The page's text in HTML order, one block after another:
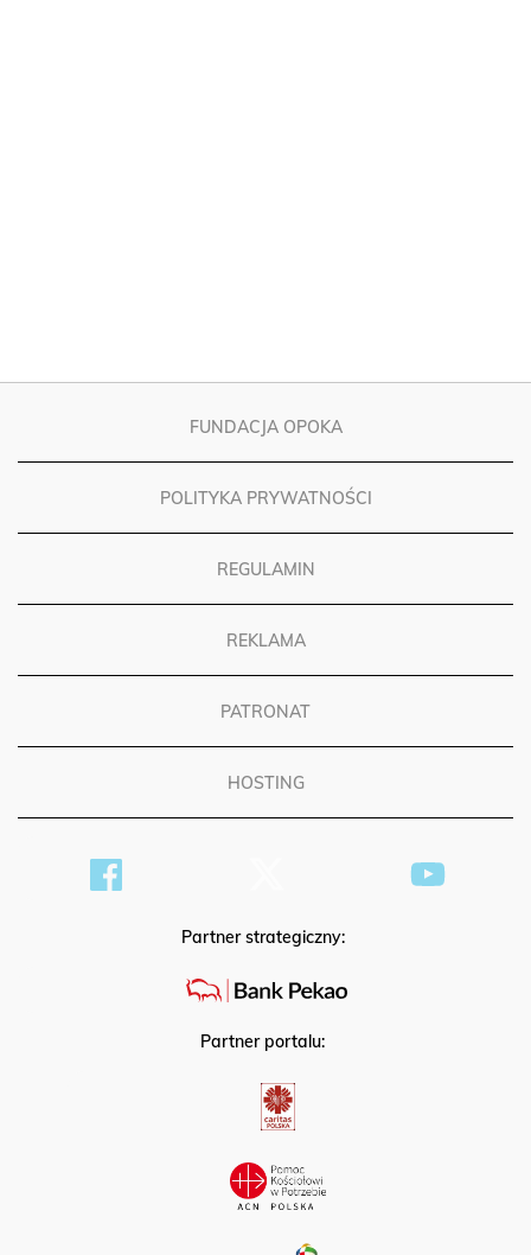
FUNDACJA OPOKA
POLITYKA PRYWATNOŚCI
REGULAMIN
REKLAMA
PATRONAT
HOSTING
Partner strategiczny:
Partner portalu: